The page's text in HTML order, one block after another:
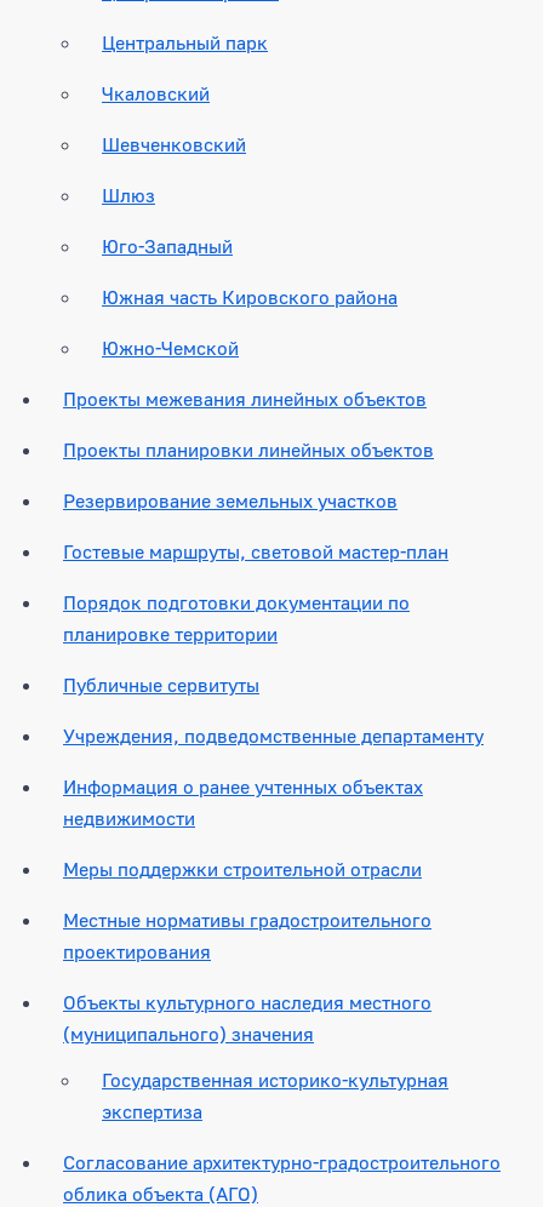
Центральный парк
Чкаловский
Шевченковский
Шлюз
Юго-Западный
Южная часть Кировского района
Южно-Чемской
Проекты межевания линейных объектов
Проекты планировки линейных объектов
Резервирование земельных участков
Гостевые маршруты, световой мастер-план
Порядок подготовки документации по
планировке территории
Публичные сервитуты
Учреждения, подведомственные департаменту
Информация о ранее учтенных объектах
недвижимости
Меры поддержки строительной отрасли
Местные нормативы градостроительного
проектирования
Объекты культурного наследия местного
(муниципального) значения
Государственная историко-культурная
экспертиза
Согласование архитектурно-градостроительного
облика объекта (АГО)